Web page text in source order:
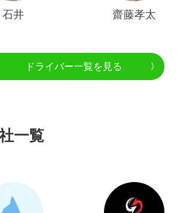
石井 齋藤孝太
ドライバー一覧を見る
一覧